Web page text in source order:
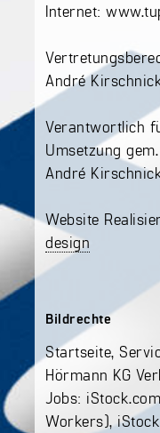
Internet:
André
Verantwortlich
Umsetzung
André
Website
design
Bildrechte
Startseite,
Hörmann KG
Jobs:
Workers),